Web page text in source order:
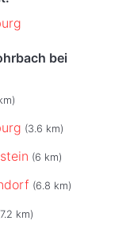
bei
(3.6 km)
(6 km)
(6.8 km)
km)